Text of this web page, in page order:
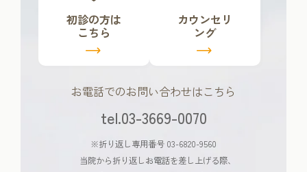
初診の方は
こちら
カウンセリ
ング
お電話でのお問い合わせはこちら
tel.03-3669-0070
※折り返し専用番号 03-6820-9560
当院から折り返しお電話を差し上げる際、